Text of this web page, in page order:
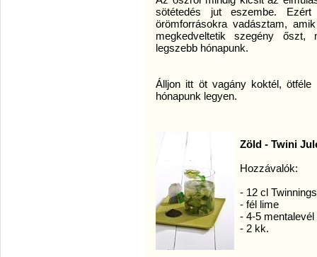
sötétedés jut eszembe.
örömforrásokra vadásztam,
megkedveltetik szegény őszt,
legszebb hónapunk.
Álljon itt öt vagány koktél,
hónapunk legyen.
Zöld - Twini
Hozzávalók:
- 12 cl
- fél lime
- 4-5 mentalevél
- 2 kk.